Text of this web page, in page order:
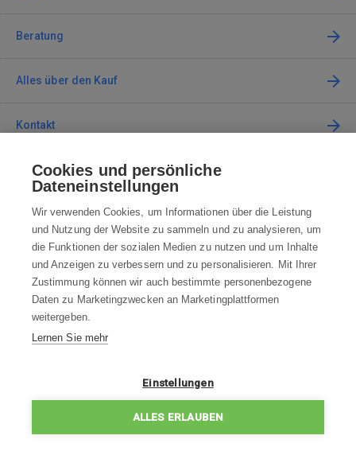
Beratung
Alles über den Kauf
Kontakt
Kontaktieren Sie uns
info@robotworld.de
+49 25 197 159 962 Mo-Fr 8:00—16:00 Uhr
ALLE KONTAKTE
WIDERRUFSBELEHRUNG
DATENSCHUTZERKLÄRUNG
Cookies und persönliche
Dateneinstellungen
Wir verwenden Cookies, um Informationen über die Leistung
und Nutzung der Website zu sammeln und zu analysieren, um
die Funktionen der sozialen Medien zu nutzen und um Inhalte
und Anzeigen zu verbessern und zu personalisieren. Mit Ihrer
Zustimmung können wir auch bestimmte personenbezogene
Daten zu Marketingzwecken an Marketingplattformen
weitergeben.
Lernen Sie mehr
Einstellungen
ALLES ERLAUBEN